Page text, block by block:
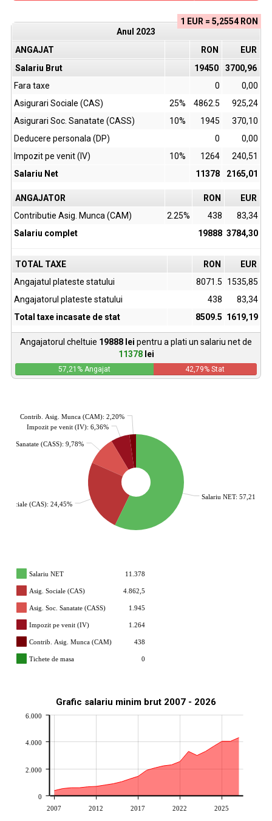
1 EUR = 5,2554 RON
Anul 2023
ANGAJAT
RON
EUR
Salariu Brut
19450
3700,96
Fara taxe
0
0,00
Asigurari Sociale (CAS)
25% 4862.5
925,24
Asigurari Soc. Sanatate (CASS)
10% 1945
370,10
Deducere personala (DP)
0
0,00
Impozit pe venit (IV)
10% 1264
240,51
Salariu Net
11378 2165,01
ANGAJATOR RON
EUR
Contributie Asig. Munca (CAM)
2.25% 438
83,34
Salariu complet
19888 3784,30
TOTAL TAXE RON
EUR
Angajatul plateste statului
8071.5
1535,85
Angajatorul plateste statului
438
83,34
Total taxe incasate de stat
8509.5 1619,19
Angajatorul cheltuie 19888 lei pentru a plati un salariu net de
11378 lei
57,21 % Angajat 42,79% Stat
Salariu NET: 57,21%
Sociale (CAS): 24,45%
Sanatate (CASS): 9,78%
Impozit pe venit (IV): 6,36%
Contrib. Asig. Munca (CAM): 2,20%
Salariu NET 11.378
Asig. Sociale (CAS) 4.862,5
Asig. Soc. Sanatate (CASS) 1.945
Impozit pe venit (IV) 1.264
Contrib. Asig. Munca (CAM) 438
Tichete de masa 0
Grafic salariu minim brut 2007 - 2026
2007 2012 2017 2022 2025
0
2.000
4.000
6.000